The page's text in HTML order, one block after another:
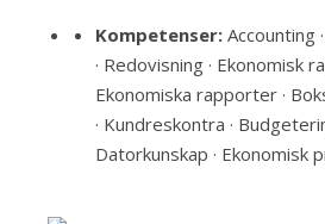
Kompetenser: Accounting
· Redovisning · Ekonomisk
Ekonomiska rapporter ·
· Kundreskontra ·
Datorkunskap · Ekonomisk